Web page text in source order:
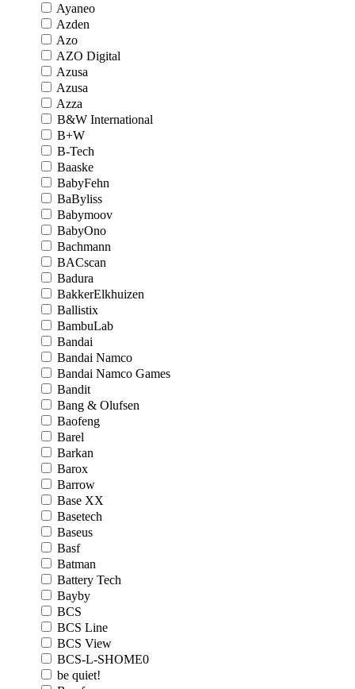
Ayaneo
Azden
Azo
AZO Digital
Azusa
Azusa
Azza
B&W International
B+W
B-Tech
Baaske
BabyFehn
BaByliss
Babymoov
BabyOno
Bachmann
BACscan
Badura
BakkerElkhuizen
Ballistix
BambuLab
Bandai
Bandai Namco
Bandai Namco Games
Bandit
Bang & Olufsen
Baofeng
Barel
Barkan
Barox
Barrow
Base XX
Basetech
Baseus
Basf
Batman
Battery Tech
Bayby
BCS
BCS Line
BCS View
BCS-L-SHOME0
be quiet!